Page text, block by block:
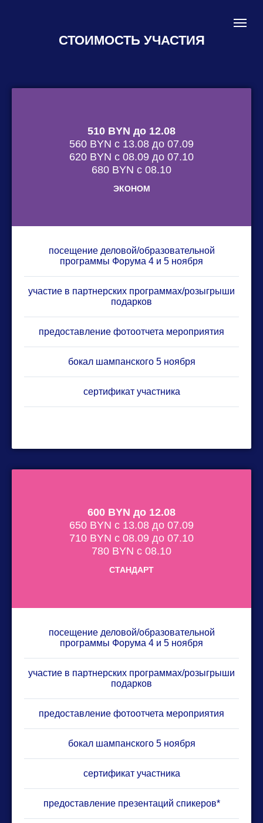
СТОИМОСТЬ УЧАСТИЯ
510 BYN до 12.08
560 BYN с 13.08 до 07.09
620 BYN с 08.09 до 07.10
680 BYN с 08.10
ЭКОНОМ
посещение деловой/образовательной
программы Форума 4 и 5 ноября
участие в партнерских программах/розыгрыши
подарков
предоставление фотоотчета мероприятия
бокал шампанского 5 ноября
сертификат участника
600 BYN до 12.08
650 BYN с 13.08 до 07.09
710 BYN с 08.09 до 07.10
780 BYN с 08.10
СТАНДАРТ
посещение деловой/образовательной
программы Форума 4 и 5 ноября
участие в партнерских программах/розыгрыши
подарков
предоставление фотоотчета мероприятия
бокал шампанского 5 ноября
сертификат участника
предоставление презентаций спикеров*